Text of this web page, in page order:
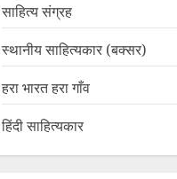
साहित्य संग्रह
स्थानीय साहित्यकार (बक्सर)
हरा भारत हरा गाँव
हिंदी साहित्यकार